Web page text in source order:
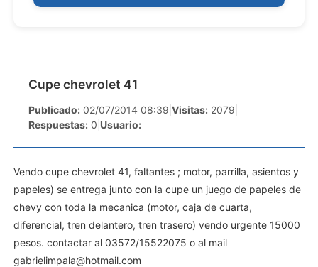
Cupe chevrolet 41
Publicado: 02/07/2014 08:39 Visitas: 2079
Respuestas: 0 Usuario:
Vendo cupe chevrolet 41, faltantes ; motor, parrilla, asientos y
papeles) se entrega junto con la cupe un juego de papeles de
chevy con toda la mecanica (motor, caja de cuarta,
diferencial, tren delantero, tren trasero) vendo urgente 15000
pesos. contactar al 03572/15522075 o al mail
gabrielimpala@hotmail.com